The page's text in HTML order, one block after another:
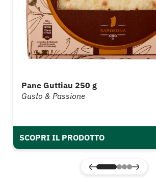
Pane Guttiau 250 g
Gusto & Passione
SCOPRI IL PRODOTTO